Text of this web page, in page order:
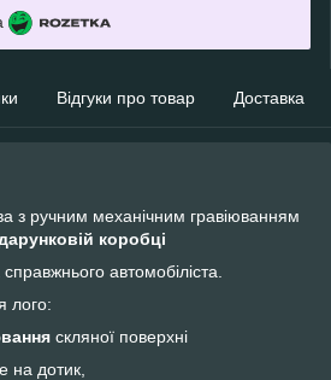
Відгуки про товар Доставка
з ручним механічним гравіюванням
коробці
автомобіліста.
лого:
скляної поверхні
на дотик,